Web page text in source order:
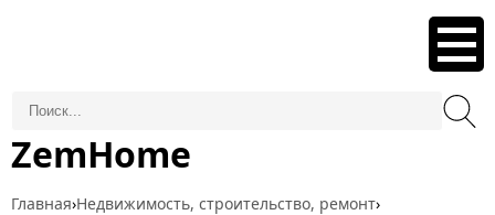
ZemHome
Главная›Недвижимость, строительство, ремонт›